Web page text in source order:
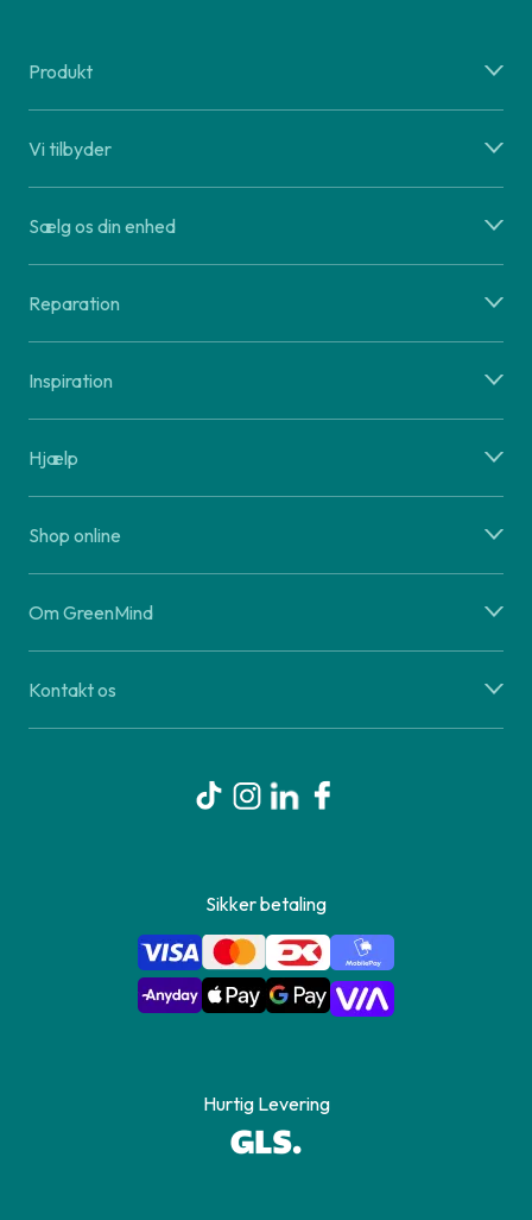
Produkt
Vi tilbyder
Sælg os din enhed
Reparation
Inspiration
Hjælp
Shop online
Om GreenMind
Kontakt os
Sikker betaling
Hurtig Levering